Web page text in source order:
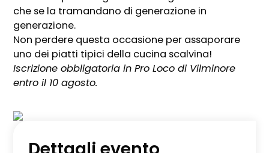
che se la tramandano di generazione in
generazione.
Non perdere questa occasione per assaporare
uno dei piatti tipici della cucina scalvina!
Iscrizione obbligatoria in Pro Loco di Vilminore
entro il 10 agosto.